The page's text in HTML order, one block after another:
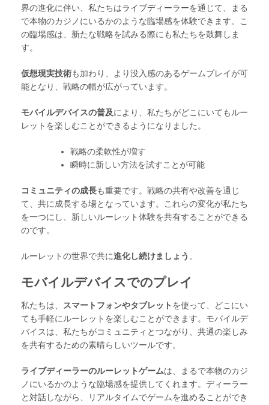
界の進化に伴い、私たちはライブディーラーを通じて、まる
で本物のカジノにいるかのような臨場感を体験できます。こ
の臨場感は、新たな戦略を試みる際にも私たちを鼓舞しま
す。
仮想現実技術も加わり、より没入感のあるゲームプレイが可
能となり、戦略の幅が広がっています。
モバイルデバイスの普及により、私たちがどこにいてもルー
レットを楽しむことができるようになりました。
戦略の柔軟性が増す
瞬時に新しい方法を試すことが可能
コミュニティの成長も重要です。戦略の共有や改善を通じ
て、共に成長する場となっています。これらの変化が私たち
を一つにし、新しいルーレット体験を共有することができる
のです。
ルーレットの世界で共に進化し続けましょう 。
モバイルデバイスでのプレイ
私たちは、 スマートフォンやタブレット を使って、どこにい
ても手軽にルーレットを楽しむことができます。モバイルデ
バイスは、私たちがコミュニティとつながり、共通の楽しみ
を共有するための素晴らしいツールです。
ライブディーラーのルーレットゲームは、まるで本物のカジ
ノにいるかのような臨場感を提供してくれます。ディーラー
と対話しながら、リアルタイムでゲームを進めることができ